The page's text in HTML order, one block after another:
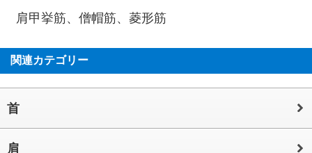
肩甲挙筋、僧帽筋、菱形筋
関連カテゴリー
首
肩